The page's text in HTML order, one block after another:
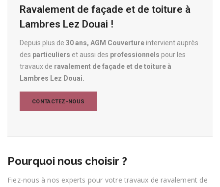
Ravalement de façade et de toiture à
Lambres Lez Douai !
Depuis plus de 30 ans, AGM Couvertureintervient auprès
des particuliers et aussi des professionnels pour les
travaux de ravalement de façade et de toiture à
Lambres Lez Douai.
CONTACTEZ-NOUS
Pourquoi nous choisir ?
Fiez-nous à nos experts pour votre travaux de ravalement de